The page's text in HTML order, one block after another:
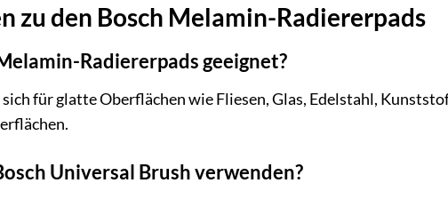
zu den Bosch Melamin-Radiererpads
Radiererpads geeignet?
für glatte Oberflächen wie Fliesen, Glas, Edelstahl,
Universal Brush verwenden?